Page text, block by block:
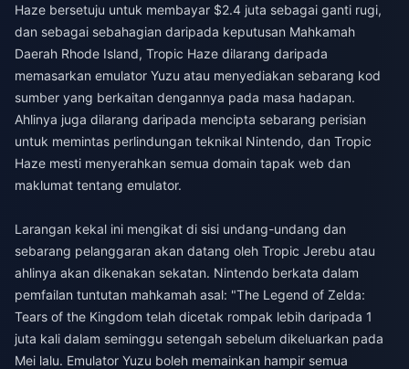
Haze bersetuju untuk membayar $2.4 juta sebagai ganti rugi,
dan sebagai sebahagian daripada keputusan Mahkamah
Daerah Rhode Island, Tropic Haze dilarang daripada
memasarkan emulator Yuzu atau menyediakan sebarang kod
sumber yang berkaitan dengannya pada masa hadapan.
Ahlinya juga dilarang daripada mencipta sebarang perisian
untuk memintas perlindungan teknikal Nintendo, dan Tropic
Haze mesti menyerahkan semua domain tapak web dan
maklumat tentang emulator.
Larangan kekal ini mengikat di sisi undang-undang dan
sebarang pelanggaran akan datang oleh Tropic Jerebu atau
ahlinya akan dikenakan sekatan. Nintendo berkata dalam
pemfailan tuntutan mahkamah asal: "The Legend of Zelda:
Tears of the Kingdom telah dicetak rompak lebih daripada 1
juta kali dalam seminggu setengah sebelum dikeluarkan pada
Mei lalu. Emulator Yuzu boleh memainkan hampir semua